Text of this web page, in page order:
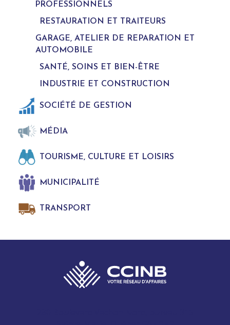
PROFESSIONNELS
RESTAURATION ET TRAITEURS
GARAGE, ATELIER DE REPARATION ET
AUTOMOBILE
SANTÉ, SOINS ET BIEN-ÊTRE
INDUSTRIE ET CONSTRUCTION
SOCIÉTÉ DE GESTION
MÉDIA
TOURISME, CULTURE ET LOISIRS
MUNICIPALITÉ
TRANSPORT